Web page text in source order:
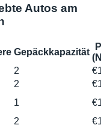
Autos am
Gepäckkapazität
2
2
1
2